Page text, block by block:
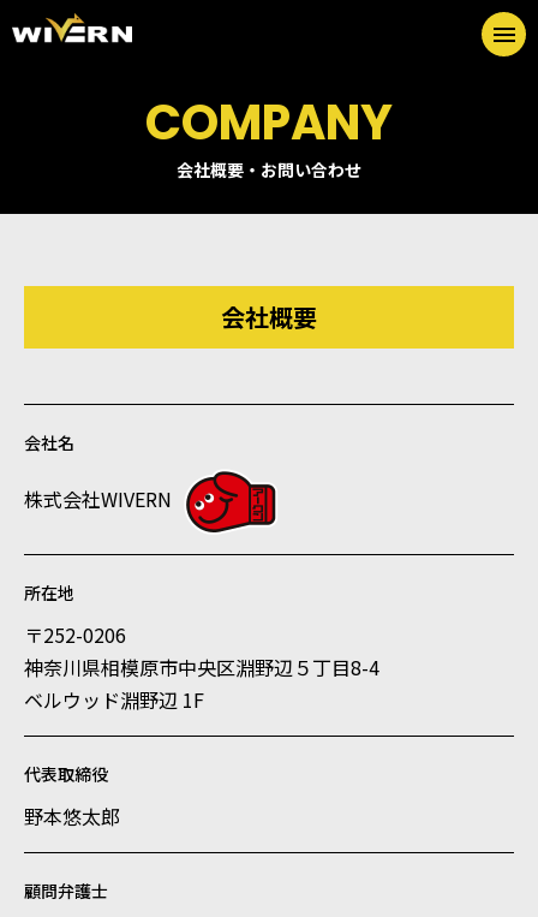
メニ
COMPANY
会社概要・お問い合わせ
会社概要
会社名
株式会社WIVERN
所在地
〒252-0206
神奈川県相模原市中央区淵野辺５丁目8-4
ベルウッド淵野辺 1F
代表取締役
野本悠太郎
顧問弁護士